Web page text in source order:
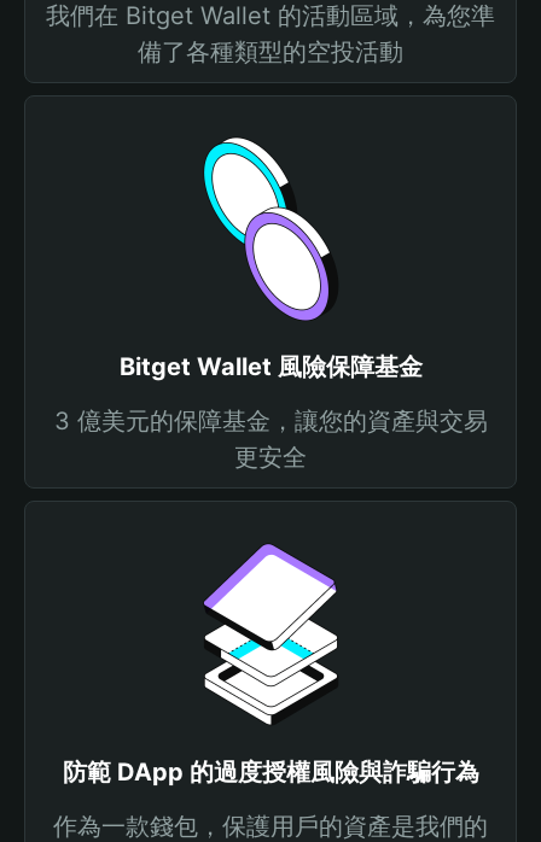
我們在 Bitget Wallet 的活動區域，為您準
備了各種類型的空投活動
Bitget Wallet 風險保障基金
3 億美元的保障基金，讓您的資產與交易
更安全
防範 DApp 的過度授權風險與詐騙行為
作為一款錢包，保護用戶的資產是我們的